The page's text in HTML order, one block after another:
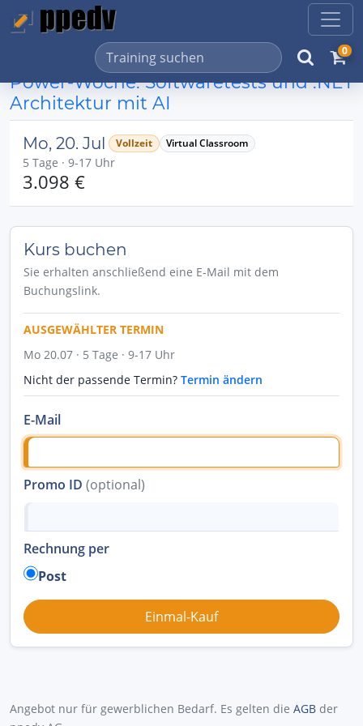
0
Power-Woche: Softwaretests und .NET
Architektur mit AI
Mo, 20. Jul Vollzeit Virtual Classroom
5 Tage · 9-17 Uhr
3.098 €
Kurs buchen
Sie erhalten anschließend eine E-Mail mit dem
Buchungslink.
AUSGEWÄHLTER TERMIN
Mo 20.07 · 5 Tage · 9-17 Uhr
Nicht der passende Termin? Termin ändern
E-Mail
Promo ID (optional)
Rechnung per
Post
Angebot nur für gewerblichen Bedarf. Es gelten die AGB der